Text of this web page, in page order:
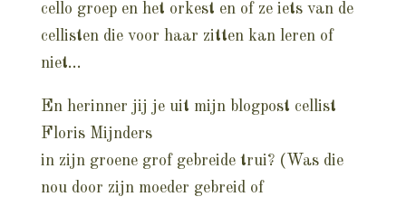
cello groep en het orkest en of ze iets van de
cellisten die voor haar zitten kan leren of
niet…
En herinner jij je uit mijn blogpost cellist
Floris Mijnders
in zijn groene grof gebreide trui? (Was die
nou door zijn moeder gebreid of